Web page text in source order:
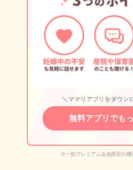
＼ママリアプリをダウン
無料アプリでも
※一部プレミアム会員限定の機